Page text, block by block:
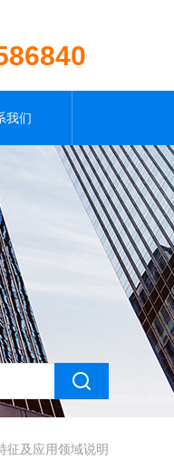
我们
征及应用领域说明